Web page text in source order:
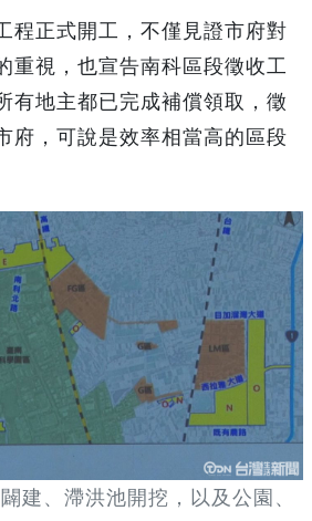
程正式開工，不僅見證市府對
重視，也宣告南科區段徵收工
有地主都已完成補償領取，徵
府，可說是效率相當高的區段
建、滯洪池開挖，以及公園、